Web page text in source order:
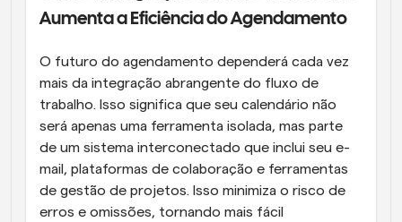
Aumenta a Eficiência do Agendamento
O futuro do agendamento dependerá cada vez
mais da integração abrangente do fluxo de
trabalho. Isso significa que seu calendário não
será apenas uma ferramenta isolada, mas parte
de um sistema interconectado que inclui seu e-
mail, plataformas de colaboração e ferramentas
de gestão de projetos. Isso minimiza o risco de
erros e omissões, tornando mais fácil